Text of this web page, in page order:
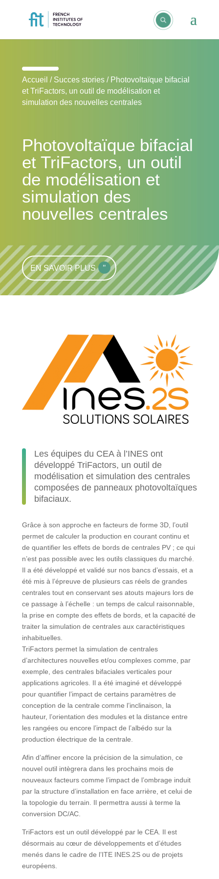
Accueil / Succes stories/ Photovoltaïque bifacial
et TriFactors, un outil de modélisation et
simulation des nouvelles centrales
Photovoltaïque bifacial
et TriFactors, un outil
de modélisation et
simulation des
nouvelles centrales
EN SAVOIR PLUS
Les équipes du CEA à l’INES ont
développé TriFactors, un outil de
modélisation et simulation des centrales
composées de panneaux photovoltaïques
bifaciaux.
Grâce à son approche en facteurs de forme 3D, l’outil
permet de calculer la production en courant continu et
de quantifier les effets de bords de centrales PV ; ce qui
n’est pas possible avec les outils classiques du marché.
Il a été développé et validé sur nos bancs d’essais, et a
été mis à l’épreuve de plusieurs cas réels de grandes
centrales tout en conservant ses atouts majeurs lors de
ce passage à l’échelle : un temps de calcul raisonnable,
la prise en compte des effets de bords, et la capacité de
traiter la simulation de centrales aux caractéristiques
inhabituelles.
TriFactors permet la simulation de centrales
d’architectures nouvelles et/ou complexes comme, par
exemple, des centrales bifaciales verticales pour
applications agricoles. Il a été imaginé et développé
pour quantifier l’impact de certains paramètres de
conception de la centrale comme l’inclinaison, la
hauteur, l’orientation des modules et la distance entre
les rangées ou encore l’impact de l’albédo sur la
production électrique de la centrale.
Afin d’affiner encore la précision de la simulation, ce
nouvel outil intègrera dans les prochains mois de
nouveaux facteurs comme l’impact de l’ombrage induit
par la structure d’installation en face arrière, et celui de
la topologie du terrain. Il permettra aussi à terme la
conversion DC/AC.
TriFactors est un outil développé par le CEA. Il est
désormais au cœur de développements et d’études
menés dans le cadre de l’ITE INES.2S ou de projets
européens.